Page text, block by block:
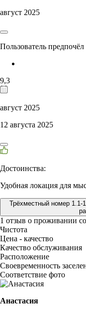
август 2025
Пользователь
9,3
август 2025
12 августа 2025
Достоинства:
Удобная локация для
Трёхместный номер 1.1-
1 отзыв о проживании
Чистота
Цена - качество
Качество обслуживания
Расположение
Своевременность
Соответствие фото
Анастасия